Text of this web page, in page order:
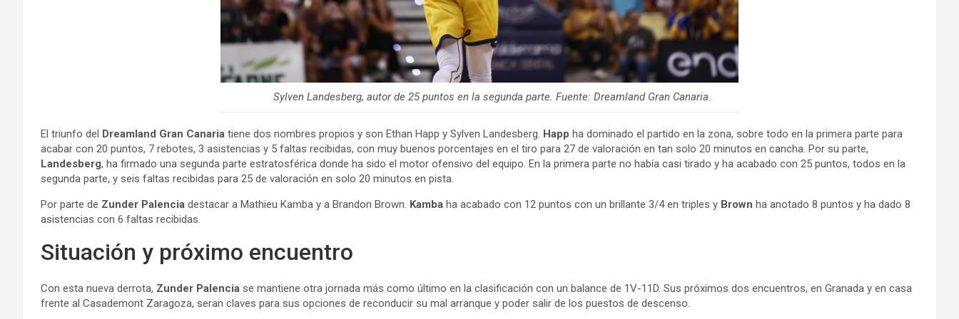
Sylven Landesberg, autor de 25 puntos en la segunda parte. Fuente: Dreamland Gran Canaria.
El triunfo del Dreamland Gran Canaria tiene dos nombres propios y son Ethan Happ y Sylven Landesberg. Happ ha dominado el partido en la zona, sobre todo en la primera parte para
acabar con 20 puntos, 7 rebotes, 3 asistencias y 5 faltas recibidas, con muy buenos porcentajes en el tiro para 27 de valoración en tan solo 20 minutos en cancha. Por su parte,
Landesberg, ha firmado una segunda parte estratosférica donde ha sido el motor ofensivo del equipo. En la primera parte no había casi tirado y ha acabado con 25 puntos, todos en la
segunda parte, y seis faltas recibidas para 25 de valoración en solo 20 minutos en pista.
Por parte de Zunder Palencia destacar a Mathieu Kamba y a Brandon Brown. Kamba ha acabado con 12 puntos con un brillante 3/4 en triples y Brown ha anotado 8 puntos y ha dado 8
asistencias con 6 faltas recibidas.
Situación y próximo encuentro
Con esta nueva derrota, Zunder Palencia se mantiene otra jornada más como último en la clasificación con un balance de 1V-11D. Sus próximos dos encuentros, en Granada y en casa
frente al Casademont Zaragoza, seran claves para sus opciones de reconducir su mal arranque y poder salir de los puestos de descenso.